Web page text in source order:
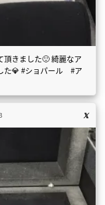
きました🙂 綺麗なア
た💎 #ショパール #ア